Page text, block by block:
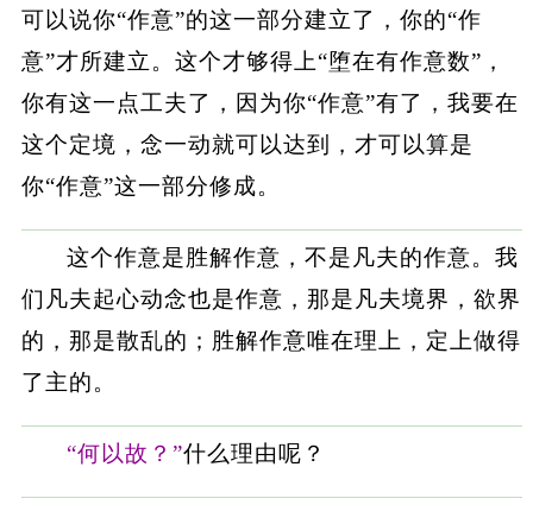
可以说你“作意”的这一部分建立了，你的“作
意”才所建立。这个才够得上“堕在有作意数”，
你有这一点工夫了，因为你“作意”有了，我要在
这个定境，念一动就可以达到，才可以算是
你“作意”这一部分修成。
这个作意是胜解作意，不是凡夫的作意。我
们凡夫起心动念也是作意，那是凡夫境界，欲界
的，那是散乱的；胜解作意唯在理上，定上做得
了主的。
“何以故？”什么理由呢？